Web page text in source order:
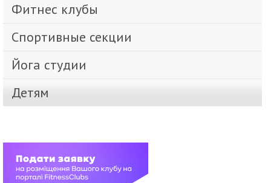
Фитнес клубы
Спортивные секции
Йога студии
Детям